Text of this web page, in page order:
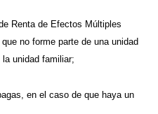
Renta de Efectos Múltiples
no forme parte de una unidad
unidad familiar;
en el caso de que haya un